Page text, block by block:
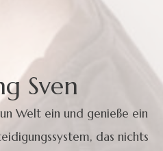
Sven
Welt ein und genieße ein
das nichts